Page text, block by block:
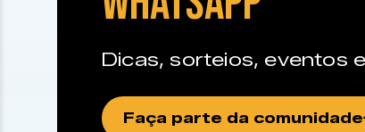
Dicas, sorteios, eventos
Faça parte da comunidade